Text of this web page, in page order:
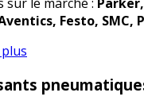
Festo, SMC,